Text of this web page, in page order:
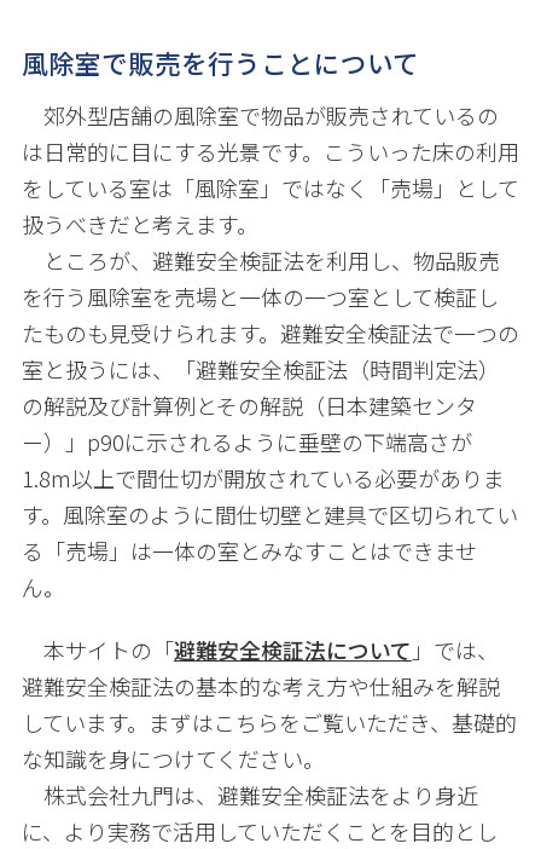
風除室で販売を行うことについて
郊外型店舗の風除室で物品が販売されているの
は日常的に目にする光景です。こういった床の利用
をしている室は「風除室」ではなく「売場」として
扱うべきだと考えます。
ところが、避難安全検証法を利用し、物品販売
を行う風除室を売場と一体の一つ室として検証し
たものも見受けられます。避難安全検証法で一つの
室と扱うには、「避難安全検証法（時間判定法）
の解説及び計算例とその解説（日本建築センタ
ー）」 p90に示されるように垂壁の下端高さが
1.8m以上で間仕切が開放されている必要がありま
す。風除室のように間仕切壁と建具で区切られてい
る「売場」は一体の室とみなすことはできませ
ん。
本サイトの「避難安全検証法について 」では、
避難安全検証法の基本的な考え方や仕組みを解説
しています。まずはこちらをご覧いただき、基礎的
な知識を身につけてください。
株式会社九門は、避難安全検証法をより身近
に、より実務で活用していただくことを目的とし